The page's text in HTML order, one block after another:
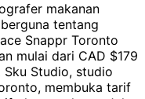
makanan
tentang
Snappr Toronto
mulai dari CAD $179
Studio, studio
membuka tarif